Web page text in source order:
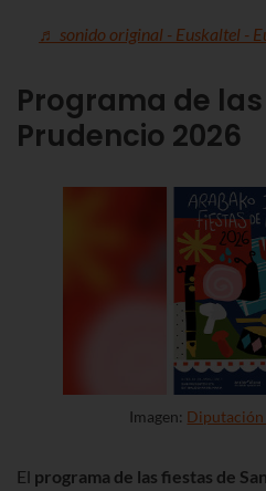
♬ sonido original - Euskaltel -
Programa de
Prudencio 2026
Imagen: Diputación
El programa de las fiestas de